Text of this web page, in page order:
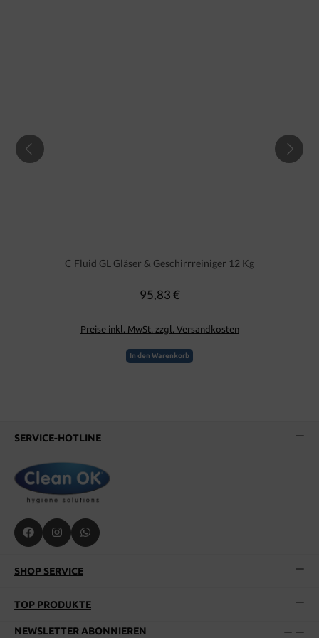
C Fluid GL Gläser & Geschirrreiniger 12 Kg
Regulärer Preis:
95,83 €
Preise inkl. MwSt. zzgl. Versandkosten
In den Warenkorb
SERVICE-HOTLINE
SHOP SERVICE
TOP PRODUKTE
NEWSLETTER ABONNIEREN